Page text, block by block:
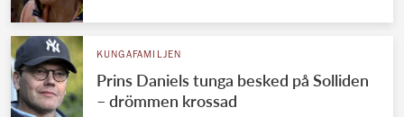
KUNGAFAMILJEN
Prins Daniels tunga besked på Solliden
– drömmen krossad